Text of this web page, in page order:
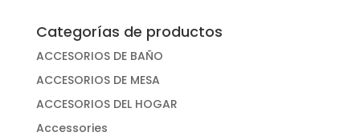
Categorías de productos
ACCESORIOS DE BAÑO
ACCESORIOS DE MESA
ACCESORIOS DEL HOGAR
Accessories